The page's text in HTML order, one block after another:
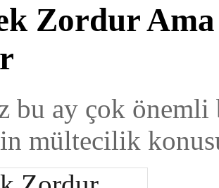
mezunu
Zordur
bu ay çok
mültecilik